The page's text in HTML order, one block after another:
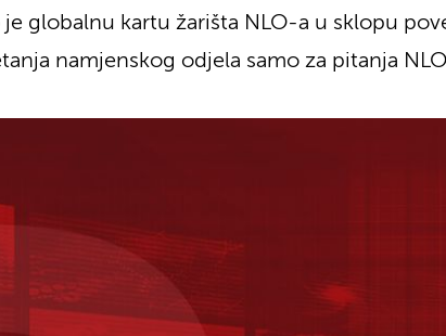
globalnu kartu žarišta NLO-a u sklopu
namjenskog odjela samo za pitanja